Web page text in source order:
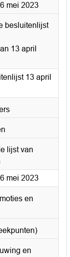
mei 2023
besluitenlijst
13 april
13 april
lijst van
mei 2023
en
en